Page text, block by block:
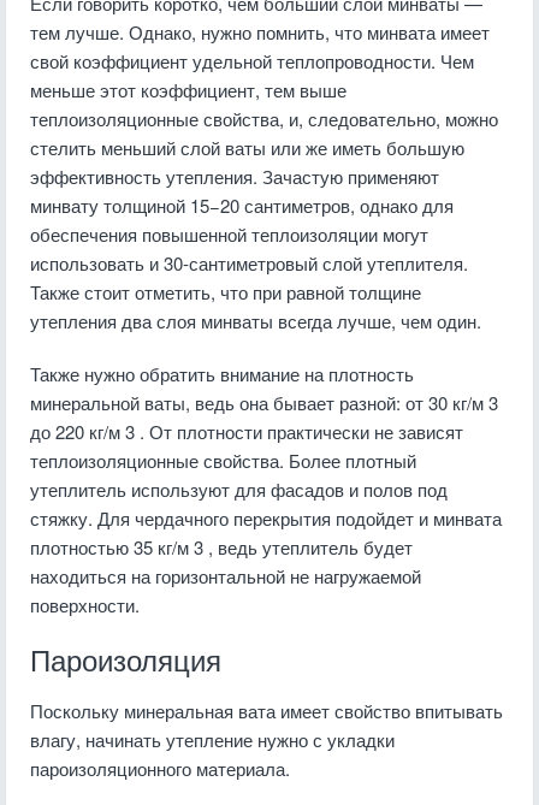
тем лучше. Однако, нужно помнить, что минвата имеет
свой коэффициент удельной теплопроводности. Чем
меньше этот коэффициент, тем выше
теплоизоляционные свойства, и, следовательно, можно
стелить меньший слой ваты или же иметь большую
эффективность утепления. Зачастую применяют
минвату толщиной 15−20 сантиметров, однако для
обеспечения повышенной теплоизоляции могут
использовать и 30-сантиметровый слой утеплителя.
Также стоит отметить, что при равной толщине
утепления два слоя минваты всегда лучше, чем один.
Также нужно обратить внимание на плотность
минеральной ваты, ведь она бывает разной: от 30 кг/м 3
до 220 кг/м 3 . От плотности практически не зависят
теплоизоляционные свойства. Более плотный
утеплитель используют для фасадов и полов под
стяжку. Для чердачного перекрытия подойдет и минвата
плотностью 35 кг/м 3 , ведь утеплитель будет
находиться на горизонтальной не нагружаемой
поверхности.
Пароизоляция
Поскольку минеральная вата имеет свойство впитывать
влагу, начинать утепление нужно с укладки
пароизоляционного материала.